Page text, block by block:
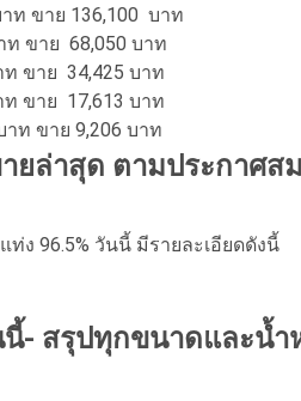
ท ขาย 136,100 บาท
ขาย 68,050 บาท
ขาย 34,425 บาท
ขาย 17,613 บาท
ท ขาย 9,206 บาท
ยล่าสุด ตามประกาศส
ง 96.5% วันนี้ มีรายละเอียดดังนี้
- สรุปทุกขนาดและน้ำ